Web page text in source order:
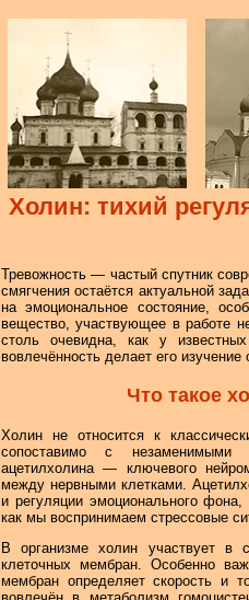
Холин: тихий
Тревожность — частый спутник
смягчения остаётся актуальной
на эмоциональное состояние,
вещество, участвующее в работе
столь очевидна, как у
вовлечённость делает его
Что такое
Холин не относится к
сопоставимо с незаменимыми
ацетилхолина — ключевого
между нервными клетками.
и регуляции эмоционального
как мы воспринимаем стрессовые
В организме холин участвует в
клеточных мембран. Особенно
мембран определяет скорость и